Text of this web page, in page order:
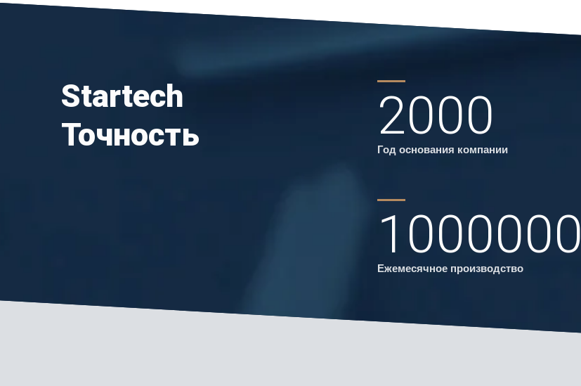
Startech
Точность
2000
Год основания компании
1000000
Ежемесячное производство